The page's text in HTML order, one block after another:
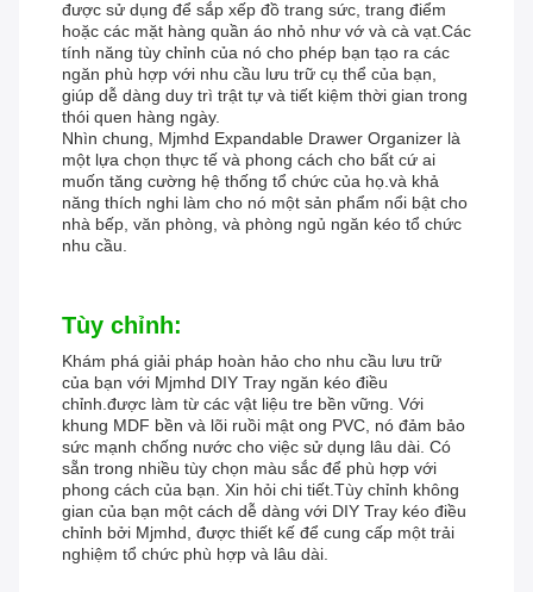
được sử dụng để sắp xếp đồ trang sức, trang điểm
hoặc các mặt hàng quần áo nhỏ như vớ và cà vạt.Các
tính năng tùy chỉnh của nó cho phép bạn tạo ra các
ngăn phù hợp với nhu cầu lưu trữ cụ thể của bạn,
giúp dễ dàng duy trì trật tự và tiết kiệm thời gian trong
thói quen hàng ngày.
Nhìn chung, Mjmhd Expandable Drawer Organizer là
một lựa chọn thực tế và phong cách cho bất cứ ai
muốn tăng cường hệ thống tổ chức của họ.và khả
năng thích nghi làm cho nó một sản phẩm nổi bật cho
nhà bếp, văn phòng, và phòng ngủ ngăn kéo tổ chức
nhu cầu.
Tùy chỉnh:
Khám phá giải pháp hoàn hảo cho nhu cầu lưu trữ
của bạn với Mjmhd DIY Tray ngăn kéo điều
chỉnh.được làm từ các vật liệu tre bền vững. Với
khung MDF bền và lõi ruồi mật ong PVC, nó đảm bảo
sức mạnh chống nước cho việc sử dụng lâu dài. Có
sẵn trong nhiều tùy chọn màu sắc để phù hợp với
phong cách của bạn. Xin hỏi chi tiết.Tùy chỉnh không
gian của bạn một cách dễ dàng với DIY Tray kéo điều
chỉnh bởi Mjmhd, được thiết kế để cung cấp một trải
nghiệm tổ chức phù hợp và lâu dài.